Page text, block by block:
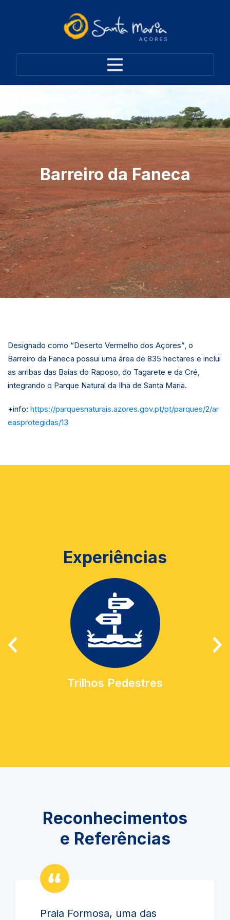
Barreiro da Faneca
Designado como “Deserto Vermelho dos Açores”, o
Barreiro da Faneca possui uma área de 835 hectares e inclui
as arribas das Baías do Raposo, do Tagarete e da Cré,
integrando o Parque Natural da Ilha de Santa Maria.
+info: https://parquesnaturais.azores.gov.pt/pt/parques/2/ar
easprotegidas/13
Experiências
Trilhos Pedestres
Reconhecimentos
e Referências
Praia Formosa, uma das